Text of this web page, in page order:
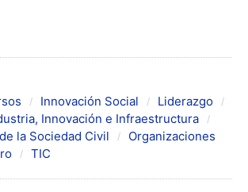
Innovación Social
Liderazgo
Innovación e Infraestructura
la Sociedad Civil
Organizaciones
TIC